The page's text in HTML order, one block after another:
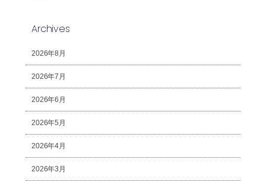
Archives
2026年8月
2026年7月
2026年6月
2026年5月
2026年4月
2026年3月